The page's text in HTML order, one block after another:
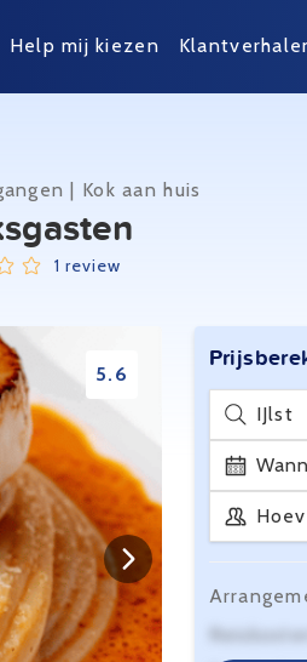
Help mij kiezen
| Kok aan huis
1 review
5.6
IJlst
Reiskosten